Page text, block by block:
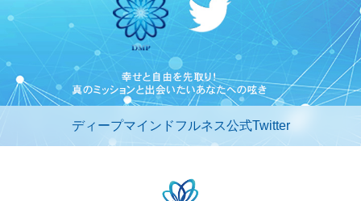
ディープマインドフルネス公式Twitter